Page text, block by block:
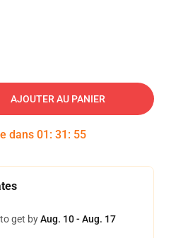
AJOUTER AU PANIER
dans 01 : 31 : 54
get byAug. 10 - Aug. 17